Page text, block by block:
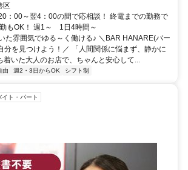
区
：00～翌4：00の間で応相談！ 終電までの勤務で
もOK！ 週1～ 1日4時間～
た雰囲気でゆる～く働ける♪ ＼BAR HANARE(バー
分を見つけよう！／ 「人間関係に悩まず、静かに
着いた大人のお店で、ちゃんと安心して...
由 週2・3日からOK シフト制
イト・パート